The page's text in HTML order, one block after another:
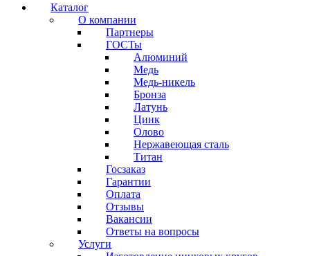
Каталог
О компании
Партнеры
ГОСТы
Алюминий
Медь
Медь-никель
Бронза
Латунь
Цинк
Олово
Нержавеющая сталь
Титан
Госзаказ
Гарантии
Оплата
Отзывы
Вакансии
Ответы на вопросы
Услуги